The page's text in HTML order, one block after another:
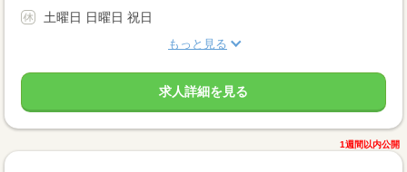
土曜日 日曜日 祝日
もっと見る
求人詳細を見る
1週間以内公開